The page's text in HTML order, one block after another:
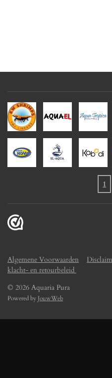
1
Algemene Voorwaarden
klacht- en retourbeleid
© 2026 Aquaria Pura
Powered by JouwWeb